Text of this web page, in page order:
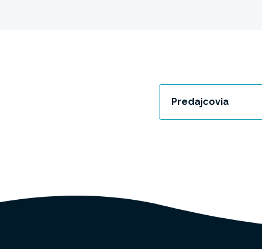
Predajcovia